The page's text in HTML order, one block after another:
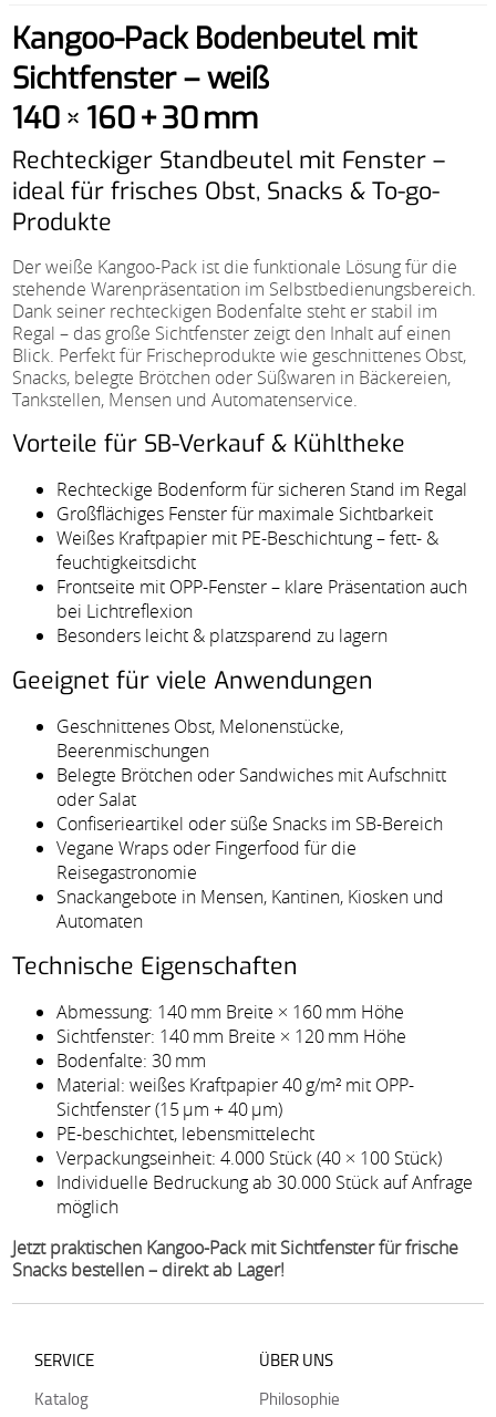
Kangoo-Pack Bodenbeutel mit
Sichtfenster – weiß
140 × 160 + 30 mm
Rechteckiger Standbeutel mit Fenster –
ideal für frisches Obst, Snacks & To-go-
Produkte
Der weiße Kangoo-Pack ist die funktionale Lösung für die
stehende Warenpräsentation im Selbstbedienungsbereich.
Dank seiner rechteckigen Bodenfalte steht er stabil im
Regal – das große Sichtfenster zeigt den Inhalt auf einen
Blick. Perfekt für Frischeprodukte wie geschnittenes Obst,
Snacks, belegte Brötchen oder Süßwaren in Bäckereien,
Tankstellen, Mensen und Automatenservice.
Vorteile für SB-Verkauf & Kühltheke
Rechteckige Bodenform für sicheren Stand im Regal
Großflächiges Fenster für maximale Sichtbarkeit
Weißes Kraftpapier mit PE-Beschichtung – fett- &
feuchtigkeitsdicht
Frontseite mit OPP-Fenster – klare Präsentation auch
bei Lichtreflexion
Besonders leicht & platzsparend zu lagern
Geeignet für viele Anwendungen
Geschnittenes Obst, Melonenstücke,
Beerenmischungen
Belegte Brötchen oder Sandwiches mit Aufschnitt
oder Salat
Confiserieartikel oder süße Snacks im SB-Bereich
Vegane Wraps oder Fingerfood für die
Reisegastronomie
Snackangebote in Mensen, Kantinen, Kiosken und
Automaten
Technische Eigenschaften
Abmessung: 140 mm Breite × 160 mm Höhe
Sichtfenster: 140 mm Breite × 120 mm Höhe
Bodenfalte: 30 mm
Material: weißes Kraftpapier 40 g/m² mit OPP-
Sichtfenster (15 µm + 40 µm)
PE-beschichtet, lebensmittelecht
Verpackungseinheit: 4.000 Stück (40 × 100 Stück)
Individuelle Bedruckung ab 30.000 Stück auf Anfrage
möglich
Jetzt praktischen Kangoo-Pack mit Sichtfenster für frische
Snacks bestellen – direkt ab Lager!
SERVICE
Katalog
ÜBER UNS
Philosophie